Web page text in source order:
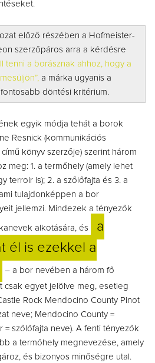
előző részében a Hofmeister-
szerzőpáros arra a kérdésre
tenni a borásznak ahhoz, hogy a
a márka ugyanis a
döntési kritérium.
egyik módja tehát a borok
Resnick (kommunikációs
könyv szerzője) szerint három
meg: 1. a termőhely (amely lehet
terroir is); 2. a szőlőfajta és 3. a
tulajdonképpen a bor
jellemzi. Mindezek a tényezők
alkotására, és
a
él is ezekkel a
– a bor nevében a három fő
csak egyet jelölve meg, esetleg
Rock Mendocino County Pinot
neve; Mendocino County =
= szőlőfajta neve). A fenti tényezők
a termőhely megnevezése, amely
és bizonyos minőségre utal.